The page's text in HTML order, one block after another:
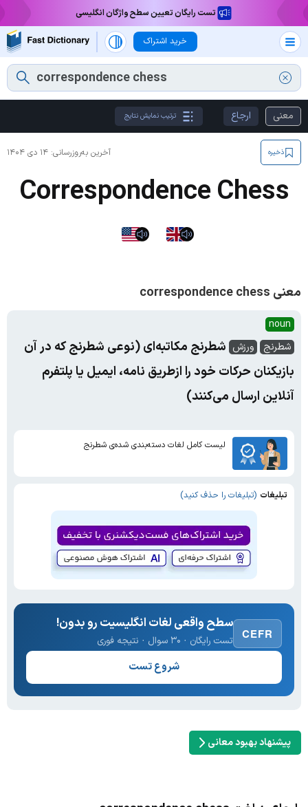
تست رایگان تعیین سطح واژگان انگلیسی
خرید اشتراک
معنی ارجاع ترتیب نمایش نتایج
آخرین به‌روزرسانی: ۱۴ دی ۱۴۰۴ ذخیره
Correspondence Chess
معنی correspondence chess
noun
شطرنج
ورزش شطرنج مکاتبه‌ای (نوعی شطرنج که در آن
بازیکنان حرکات خود را ازطریق نامه، ایمیل یا پلتفرم
آنلاین ارسال می‌کنند)
لیست کامل لغات دسته‌بندی شده‌ی شطرنج
تبلیغات (تبلیغات را حذف کنید)
CEFR
سطح واقعی لغات انگلیسیت رو بدون!
تست رایگان · ۳۰ سوال · نتیجه فوری
شروع تست
پیشنهاد بهبود معانی